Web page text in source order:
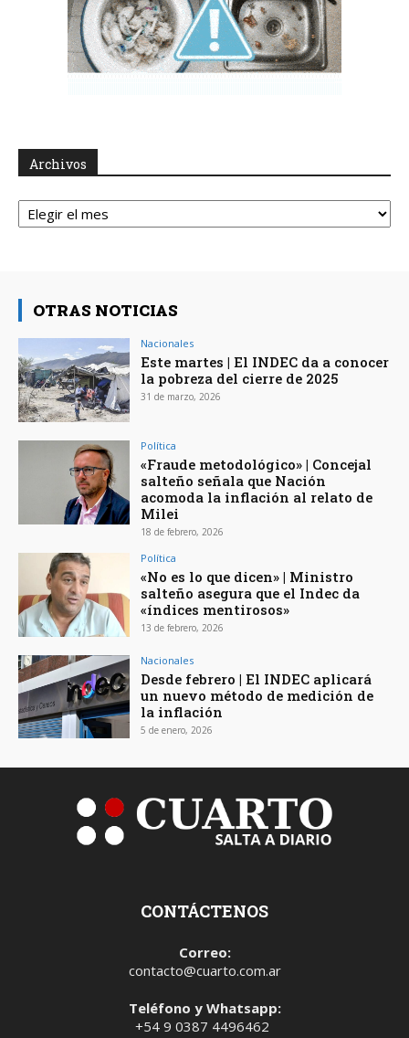
Archivos
Archivos
OTRAS NOTICIAS
Nacionales
Este martes | El INDEC da a conocer
la pobreza del cierre de 2025
31 de marzo, 2026
Política
«Fraude metodológico» | Concejal
salteño señala que Nación
acomoda la inflación al relato de
Milei
18 de febrero, 2026
Política
«No es lo que dicen» | Ministro
salteño asegura que el Indec da
«índices mentirosos»
13 de febrero, 2026
Nacionales
Desde febrero | El INDEC aplicará
un nuevo método de medición de
la inflación
5 de enero, 2026
CONTÁCTENOS
Correo:
contacto@cuarto.com.ar
Teléfono y Whatsapp:
+54 9 0387 4496462